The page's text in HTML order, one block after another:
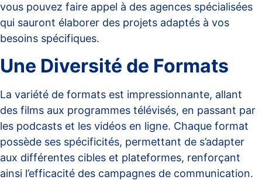
vous pouvez faire appel à des agences spécialisées
qui sauront élaborer des projets adaptés à vos
besoins spécifiques.
Une Diversité de Formats
La variété de formats est impressionnante, allant
des films aux programmes télévisés, en passant par
les podcasts et les vidéos en ligne. Chaque format
possède ses spécificités, permettant de s’adapter
aux différentes cibles et plateformes, renforçant
ainsi l’efficacité des campagnes de communication.